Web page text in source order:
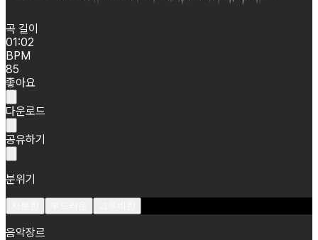
곡 길이
01:02
BPM
85
좋아요
다운로드
공유하기
분위기
음악장르